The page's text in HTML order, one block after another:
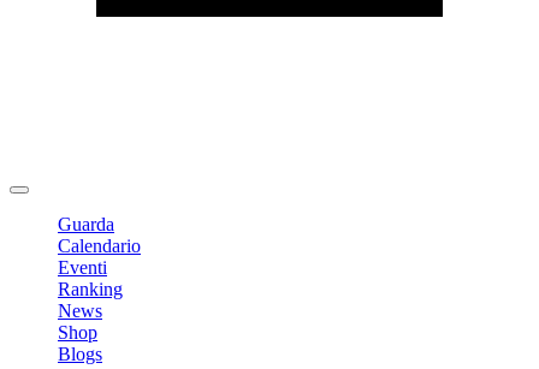
Guarda
Calendario
Eventi
Ranking
News
Shop
Blogs